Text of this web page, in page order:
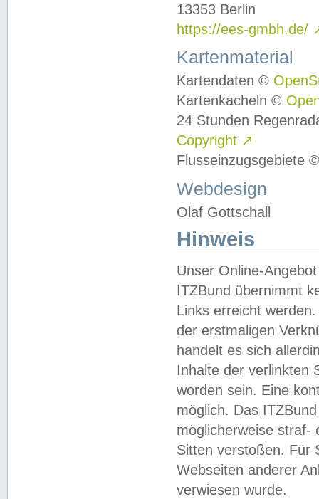
13353 Berlin
https://ees-gmbh.de/
Kartenmaterial
Kartendaten ©
Kartenkacheln ©
24 Stunden
Copyright ↗
Flusseinzugsgebiete
Webdesign
Olaf Gottschall
Hinweis
Unser Online-
ITZBund übernimmt
Links erreicht
der erstmaligen
handelt es sich
Inhalte der verlinkten
worden sein. Eine
möglich. Das
möglicherweise straf-
Sitten verstoßen. Für
Webseiten anderer
verwiesen wurde.